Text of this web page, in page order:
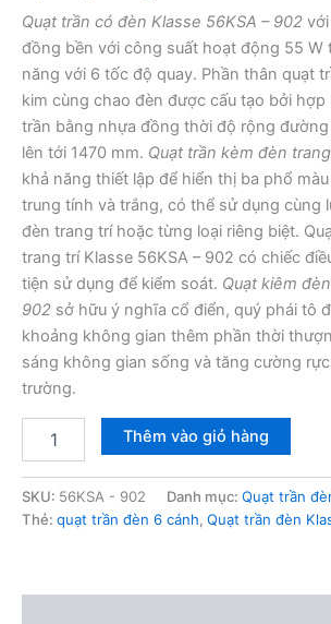
Quạt trần có đèn Klasse 56KSA – 902
đồng bền với công suất hoạt động 55 W
năng với 6 tốc độ quay. Phần thân quạt
kim cùng chao đèn được cấu tạo bởi hợp
trần bằng nhựa đồng thời độ rộng
lên tới 1470 mm. Quạt trần kèm đèn
khả năng thiết lập để hiển thị ba phổ
trung tính và trắng, có thể sử dụng cùng
đèn trang trí hoặc từng loại riêng biệt.
trang trí Klasse 56KSA – 902 có chiếc
tiện sử dụng để kiểm soát. Quạt kiêm
902 sở hữu ý nghĩa cổ điển, quý phái tô
khoảng không gian thêm phần thời
sáng không gian sống và tăng cường
trường.
Klasse
56KSA
Thêm vào giỏ hàng
SKU: 56KSA - 902 Danh mục: Quạt trần
Thẻ: quạt trần đèn 6 cánh, Quạt trần đèn